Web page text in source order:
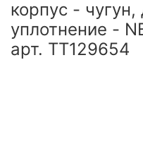
корпус - чугун,
уплотнение -
арт. ТТ129654